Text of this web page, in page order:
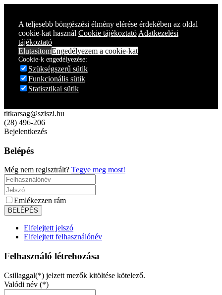
A teljesebb böngészési élmény elérése érdekében az oldal
cookie-kat használ Cookie tájékoztató Adatkezelési
tájékoztató
ElutasítomEngedélyezem a cookie-kat
Cookie-k engedélyezése:
Szükségszerű sütik
Funkcionális sütik
Statisztikai sütik
titkarsag@sziszi.hu
(28) 496-206
Bejelentkezés
Belépés
Még nem regisztrált? Tegye meg most!
Emlékezzen rám
Elfelejtett jelszó
Elfelejtett felhasználónév
Felhasználó létrehozása
Csillaggal(*) jelzett mezők kitöltése kötelező.
Valódi név (*)